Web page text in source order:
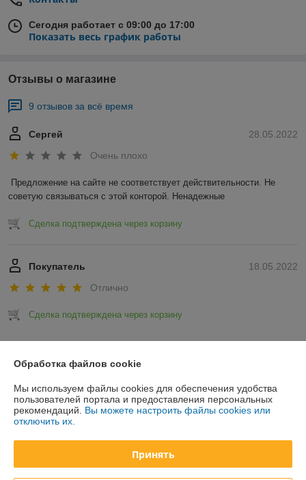
Сегодня работает с 09:00 до 17:00
Показать весь график работы
Отзывы о магазине
9 отзывов за всё время
28.05.2022
Сергей
Очень плохо
Предложение на сайте не соответствует действительности. Не
советую связываться с этой конторой. Ненадежные
Сделка подтверждена через корзину
18.05.2022
Покупатель
Отлично
Сделка подтверждена через корзину
О нас
Контакты
Обработка файлов cookie
Мы используем файлы cookies для обеспечения удобства
пользователей портала и предоставления персональных
рекомендаций. Вы можете настроить файлы cookies или
отключить их.
Принять